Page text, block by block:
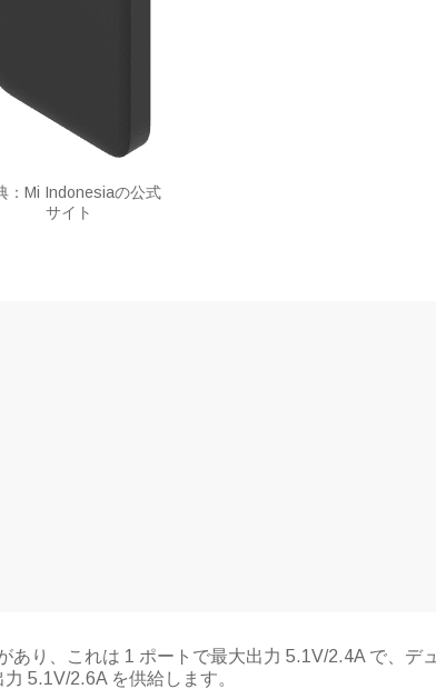
：Mi Indonesiaの公式
サイト
あり、これは 1 ポートで最大出力 5.1V/2.4A で、デュ
5.1V/2.6A を供給します。